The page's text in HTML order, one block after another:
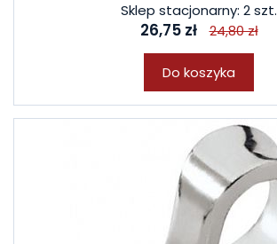
Sklep stacjonarny: 2 szt.
26,75 zł 24,80 zł
Do koszyka